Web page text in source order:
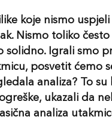
koje nismo
Nismo toliko
solidno. Igrali smo
posvetit ćemo
analiza? To
ukazali da
analiza